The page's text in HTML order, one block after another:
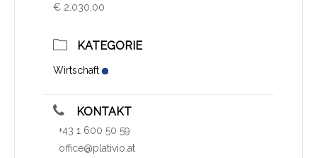
€ 2.030,00
KATEGORIE
Wirtschaft
KONTAKT
+43 1 600 50 59
office@plativio.at